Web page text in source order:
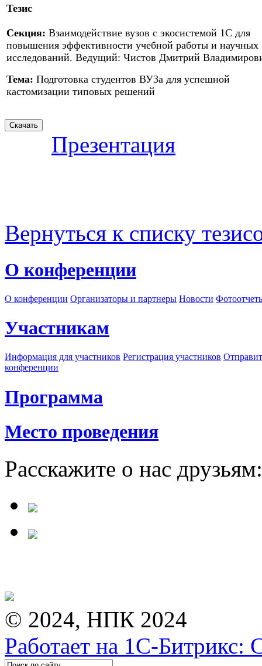
Тезис
Секция: Взаимодействие вузов с экосистемой 1С для
повышения эффективности учебной работы и научных
исследований. Ведущий: Чистов Дмитрий
Тема: Подготовка студентов ВУЗа для успешной
кастомизации типовых решений
Презентация
Вернуться к списку
О конференции
О конференции Организаторы и партнеры Новости
Участникам
Информация для участников Регистрация участников
конференции
Программа
Место проведения
Расскажите о нас друзьям:
© 2024, НПК 2024
Работает на 1С-Битрикс: